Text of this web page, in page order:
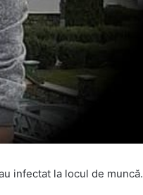
infectat la locul de muncă.